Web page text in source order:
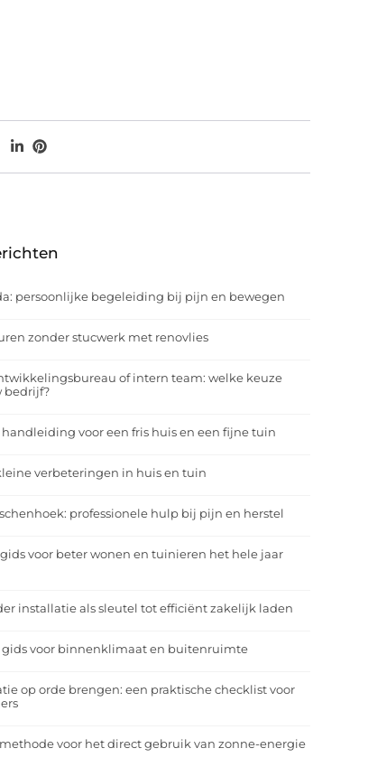
persoonlijke begeleiding bij pijn en bewegen
zonder stucwerk met renovlies
of intern team: welke keuze
bedrijf?
handleiding voor een fris huis en een fijne tuin
verbeteringen in huis en tuin
professionele hulp bij pijn en herstel
voor beter wonen en tuinieren het hele jaar
installatie als sleutel tot efficiënt zakelijk laden
gids voor binnenklimaat en buitenruimte
op orde brengen: een praktische checklist voor
voor het direct gebruik van zonne-energie